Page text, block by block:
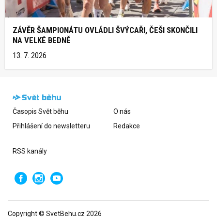
ZÁVĚR ŠAMPIONÁTU OVLÁDLI ŠVÝCAŘI, ČEŠI SKONČILI
NA VELKÉ BEDNĚ
13. 7. 2026
Časopis Svět běhu
Přihlášení do newsletteru
O nás
Redakce
RSS kanály
Copyright © SvetBehu.cz 2026